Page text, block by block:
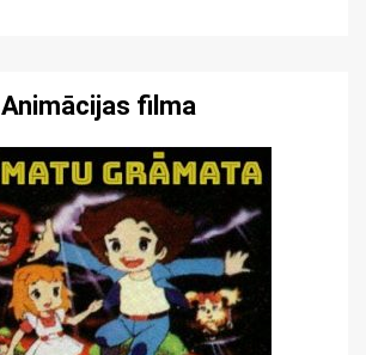
Animācijas filma